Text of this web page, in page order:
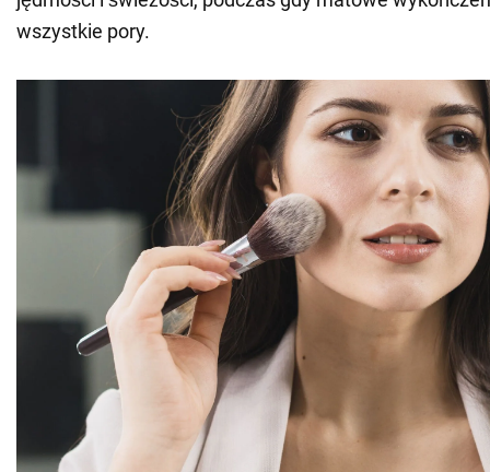
wszystkie pory.